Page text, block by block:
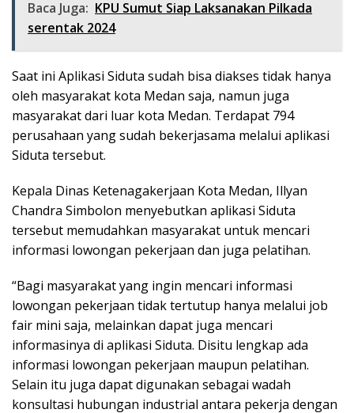
Baca Juga: KPU Sumut Siap Laksanakan Pilkada
serentak 2024
Saat ini Aplikasi Siduta sudah bisa diakses tidak hanya
oleh masyarakat kota Medan saja, namun juga
masyarakat dari luar kota Medan. Terdapat 794
perusahaan yang sudah bekerjasama melalui aplikasi
Siduta tersebut.
Kepala Dinas Ketenagakerjaan Kota Medan, Illyan
Chandra Simbolon menyebutkan aplikasi Siduta
tersebut memudahkan masyarakat untuk mencari
informasi lowongan pekerjaan dan juga pelatihan.
“Bagi masyarakat yang ingin mencari informasi
lowongan pekerjaan tidak tertutup hanya melalui job
fair mini saja, melainkan dapat juga mencari
informasinya di aplikasi Siduta. Disitu lengkap ada
informasi lowongan pekerjaan maupun pelatihan.
Selain itu juga dapat digunakan sebagai wadah
konsultasi hubungan industrial antara pekerja dengan